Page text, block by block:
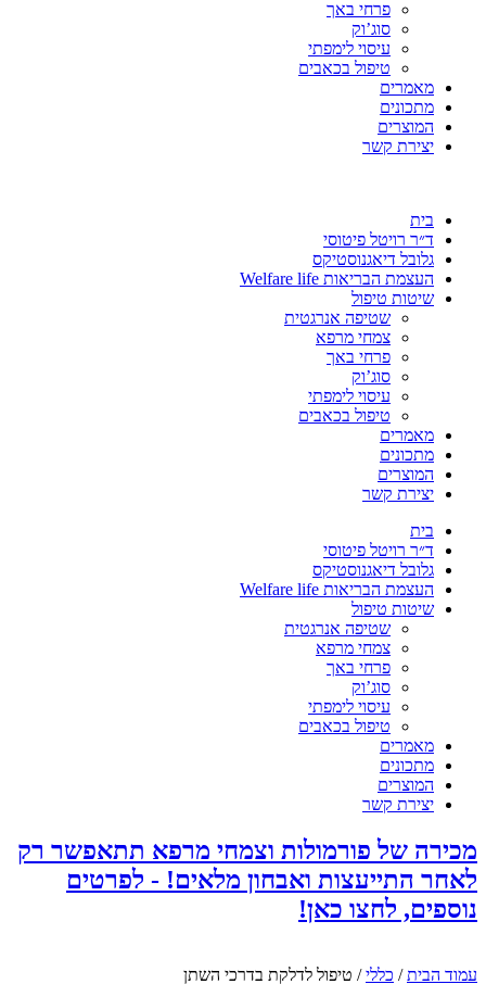
פרחי באך
סוג’וק
עיסוי לימפתי
טיפול בכאבים
מאמרים
מתכונים
המוצרים
יצירת קשר
בית
ד״ר רויטל פיטוסי
גלובל דיאגנוסטיקס
העצמת הבריאות Welfare life
שיטות טיפול
שטיפה אנרגטית
צמחי מרפא
פרחי באך
סוג’וק
עיסוי לימפתי
טיפול בכאבים
מאמרים
מתכונים
המוצרים
יצירת קשר
בית
ד״ר רויטל פיטוסי
גלובל דיאגנוסטיקס
העצמת הבריאות Welfare life
שיטות טיפול
שטיפה אנרגטית
צמחי מרפא
פרחי באך
סוג’וק
עיסוי לימפתי
טיפול בכאבים
מאמרים
מתכונים
המוצרים
יצירת קשר
מכירה של פורמולות וצמחי מרפא תתאפשר רק
לאחר התייעצות ואבחון מלאים! - לפרטים
נוספים, לחצו כאן!
עמוד הבית/ כללי/ טיפול לדלקת בדרכי השתן